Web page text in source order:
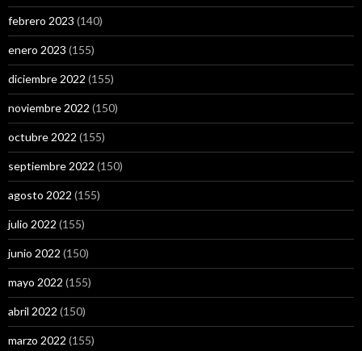
febrero 2023 (140)
enero 2023 (155)
diciembre 2022 (155)
noviembre 2022 (150)
octubre 2022 (155)
septiembre 2022 (150)
agosto 2022 (155)
julio 2022 (155)
junio 2022 (150)
mayo 2022 (155)
abril 2022 (150)
marzo 2022 (155)